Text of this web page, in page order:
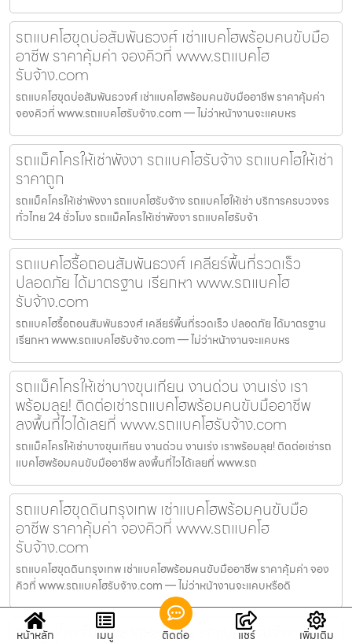
รถแบคโฮขุดบ่อสัมพันธวงศ์ เช่าแบคโฮพร้อมคนขับมือ
อาชีพ ราคาคุ้มค่า จองคิวที่ www.รถแบคโฮ
รับจ้าง.com
รถแบคโฮขุดบ่อสัมพันธวงศ์ เช่าแบคโฮพร้อมคนขับมืออาชีพ ราคาคุ้มค่า
จองคิวที่ www.รถแบคโฮรับจ้าง.com — ไม่ว่าหน้างานจะแคบหร
รถแม็คโครให้เช่าพังงา รถแบคโฮรับจ้าง รถแบคโฮให้เช่า
ราคาถูก
รถแม็คโครให้เช่าพังงา รถแบคโฮรับจ้าง รถแบคโฮให้เช่า บริการครบวงจร
ทั่วไทย 24 ชั่วโมง รถแม็คโครให้เช่าพังงา รถแบคโฮรับจ้า
รถแบคโฮรื้อถอนสัมพันธวงศ์ เคลียร์พื้นที่รวดเร็ว
ปลอดภัย ได้มาตรฐาน เรียกหา www.รถแบคโฮ
รับจ้าง.com
รถแบคโฮรื้อถอนสัมพันธวงศ์ เคลียร์พื้นที่รวดเร็ว ปลอดภัย ได้มาตรฐาน
เรียกหา www.รถแบคโฮรับจ้าง.com — ไม่ว่าหน้างานจะแคบหร
รถแม็คโครให้เช่าบางขุนเทียน งานด่วน งานเร่ง เรา
พร้อมลุย! ติดต่อเช่ารถแบคโฮพร้อมคนขับมืออาชีพ
ลงพื้นที่ไวได้เลยที่ www.รถแบคโฮรับจ้าง.com
รถแม็คโครให้เช่าบางขุนเทียน งานด่วน งานเร่ง เราพร้อมลุย! ติดต่อเช่ารถ
แบคโฮพร้อมคนขับมืออาชีพ ลงพื้นที่ไวได้เลยที่ www.รถ
รถแบคโฮขุดดินกรุงเทพ เช่าแบคโฮพร้อมคนขับมือ
อาชีพ ราคาคุ้มค่า จองคิวที่ www.รถแบคโฮ
รับจ้าง.com
รถแบคโฮขุดดินกรุงเทพ เช่าแบคโฮพร้อมคนขับมืออาชีพ ราคาคุ้มค่า จอง
คิวที่ www.รถแบคโฮรับจ้าง.com — ไม่ว่าหน้างานจะแคบหรือดิ
รถแม็คโครรับจ้างลาดหลุมแก้ว รถแบคโฮรับจ้าง รถ
หน้าหลัก เมนู ติดต่อ แชร์ เพิ่มเติม